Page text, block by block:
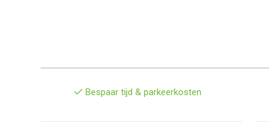
Bespaar tijd & parkeerkosten